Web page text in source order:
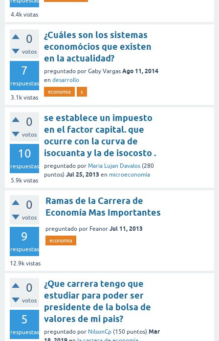
4.4k vistas
0
votos
7
respuestas
3.1k vistas
¿Cuáles son los sistemas
economócios que existen
en la actualidad?
preguntado por Gaby Vargas Ago 11, 2014
en desarrollo
economia s
0
votos
10
respuestas
5.9k vistas
se establece un impuesto
en el factor capital. que
ocurre con la curva de
isocuanta y la de isocosto .
preguntado por Maria Lujan Davalos (280
puntos) Jul 25, 2013 en microeconomía
0
votos
9
respuestas
12.9k vistas
Ramas de la Carrera de
Economía Mas Importantes
preguntado por Feanor Jul 11, 2013
economia
0
votos
5
respuestas
¿Que carrera tengo que
estudiar para poder ser
presidente de la bolsa de
valores de mi pais?
preguntado por NilsonCp (150 puntos) Mar